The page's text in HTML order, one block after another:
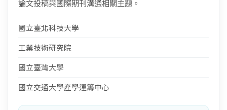
論文投稿與國際期刊溝通相關主題。
國立臺北科技大學
工業技術研究院
國立臺灣大學
國立交通大學產學運籌中心